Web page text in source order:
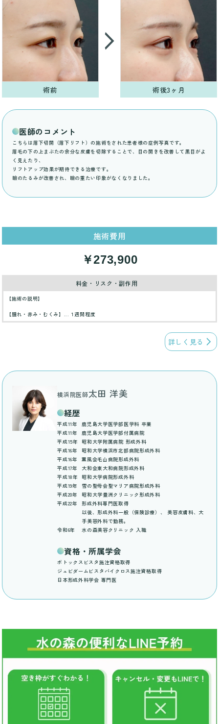
術前 術後3ヶ月
医師のコメント
こちらは眉下切開（眉下リフト）の施術をされた患者様の症例写真です。
眉毛の下の上まぶたの余分な皮膚を切除することで、目の開きを改善して黒目がよ
く見えたり、
リフトアップ効果が期待できる治療です。
瞼のたるみが改善され、瞼の重たい印象がなくなりました。
施術費用
￥273,900
料金・リスク・副作用
【施術の説明】
【腫れ・赤み・むくみ】...１週間程度
詳しく見る
横浜院医師太田 洋美
経歴
平成11年
鹿児島大学医学部医学科 卒業
平成11年
鹿児島大学医学部付属病院
平成15年
昭和大学附属病院 形成外科
平成16年
昭和大学横浜市北部病院形成外科
平成16年
薫風会毛山病院形成外科
平成17年
大和会東大和病院形成外科
平成18年
昭和大学病院形成外科
平成19年
雪の聖母会聖マリア病院形成外科
平成20年
昭和大学豊洲クリニック形成外科
平成22年
形成外科専門医取得
以後、形成外科一般（保険診療）、 美容皮膚科、大
手美容外科で勤務。
令和6年
水の森美容クリニック 入職
資格・所属学会
ボトックスビスタ施注資格取得
ジュビダームビスタバイクロス施注資格取得
日本形成外科学会 専門医